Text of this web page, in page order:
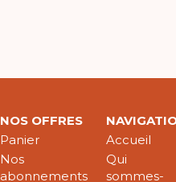
NOS OFFRES
Panier
Nos
abonnements
Accueil
Qui
sommes-